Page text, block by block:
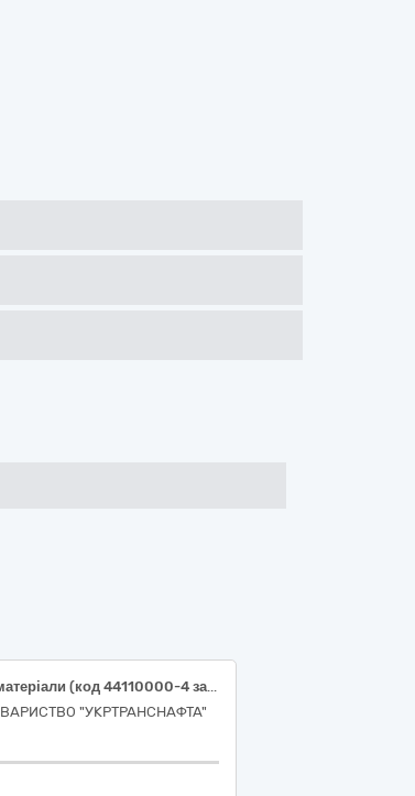
Конструкційні матеріали (код 44110000-4 за ДК 021:2015) (ізолятори)
"УКРТРАНСНАФТА"